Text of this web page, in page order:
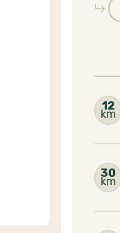
12
km
30
km